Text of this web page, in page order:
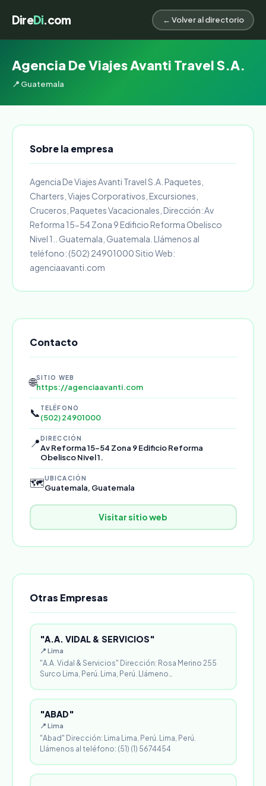
DireDi.com ← Volver al directorio
Agencia De Viajes Avanti Travel S.A.
📍 Guatemala
Sobre la empresa
Agencia De Viajes Avanti Travel S.A. Paquetes,
Charters, Viajes Corporativos, Excursiones,
Cruceros, Paquetes Vacacionales, Dirección: Av
Reforma 15-54 Zona 9 Edificio Reforma Obelisco
Nivel 1.. Guatemala, Guatemala. Llámenos al
teléfono: (502) 24901000 Sitio Web:
agenciaavanti.com
Contacto
🌐SITIO WEB
https://agenciaavanti.com
📞 TELÉFONO
(502) 24901000
📍DIRECCIÓN
Av Reforma 15-54 Zona 9 Edificio Reforma
Obelisco Nivel 1.
🗺️UBICACIÓN
Guatemala, Guatemala
Visitar sitio web
Otras Empresas
"A.A. VIDAL & SERVICIOS"
📍 Lima
"A.A. Vidal & Servicios" Dirección: Rosa Merino 255
Surco Lima, Perú. Lima, Perú. Llámeno…
"ABAD"
📍 Lima
"Abad" Dirección: Lima Lima, Perú. Lima, Perú.
Llámenos al teléfono: (51) (1) 5674454